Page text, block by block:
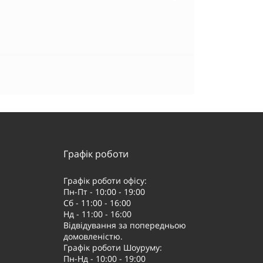
Графік роботи
Графік роботи офісу:
Пн-Пт - 10:00 - 19:00
Сб - 11:00 - 16:00
Нд - 11:00 - 16:00
Відвідування за попередньою
домовленістю.
Графік роботи Шоуруму:
Пн-Нд - 10:00 - 19:00